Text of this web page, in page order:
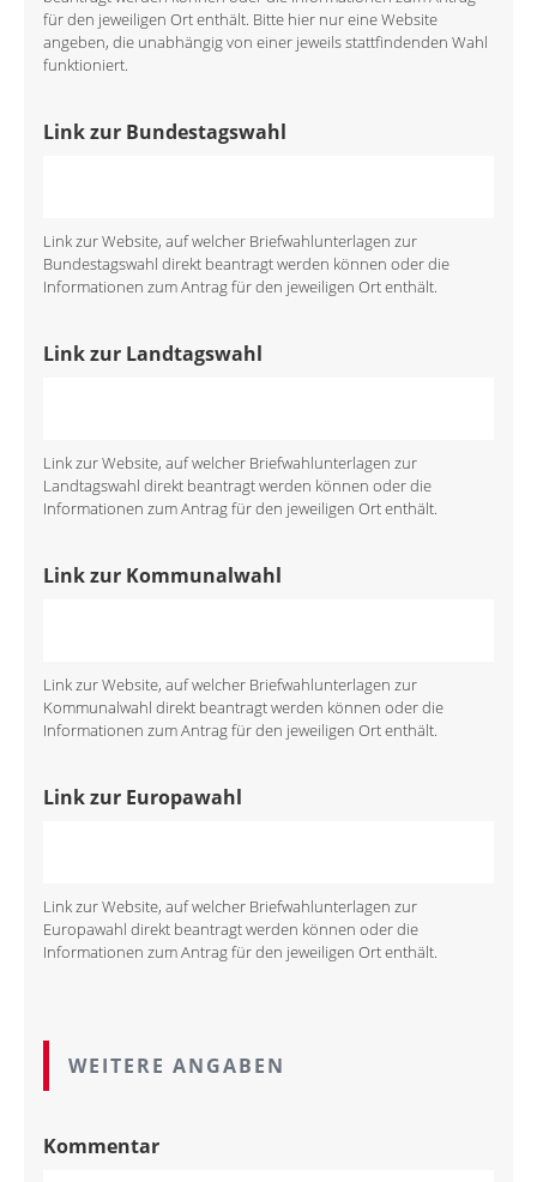
für den jeweiligen Ort enthält. Bitte hier nur eine Website
angeben, die unabhängig von einer jeweils stattfindenden Wahl
funktioniert.
Link zur Bundestagswahl
Link zur Website, auf welcher Briefwahlunterlagen zur
Bundestagswahl direkt beantragt werden können oder die
Informationen zum Antrag für den jeweiligen Ort enthält.
Link zur Landtagswahl
Link zur Website, auf welcher Briefwahlunterlagen zur
Landtagswahl direkt beantragt werden können oder die
Informationen zum Antrag für den jeweiligen Ort enthält.
Link zur Kommunalwahl
Link zur Website, auf welcher Briefwahlunterlagen zur
Kommunalwahl direkt beantragt werden können oder die
Informationen zum Antrag für den jeweiligen Ort enthält.
Link zur Europawahl
Link zur Website, auf welcher Briefwahlunterlagen zur
Europawahl direkt beantragt werden können oder die
Informationen zum Antrag für den jeweiligen Ort enthält.
WEITERE ANGABEN
Kommentar